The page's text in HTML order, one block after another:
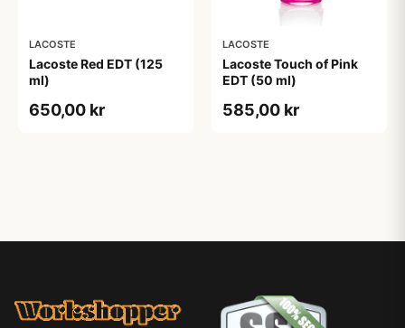
LACOSTE
Lacoste Red EDT (125
ml)
650,00 kr
LACOSTE
Lacoste Touch of Pink
EDT (50 ml)
585,00 kr